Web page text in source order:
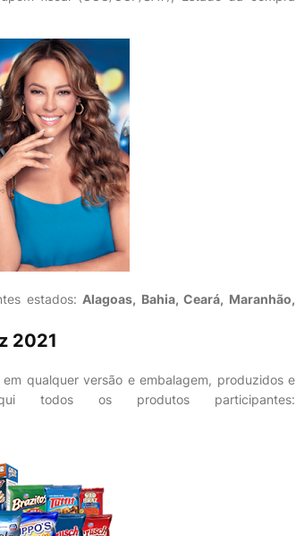
estados: Alagoas, Bahia, Ceará, Maranhão,
2021
em qualquer versão e embalagem, produzidos e
todos os produtos participantes: